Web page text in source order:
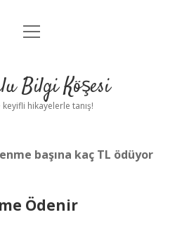
Anasayfa
Yasal Uyarı
menüyü
Bilgi Köşesi
keyifli hikayelerle tanış!
başına kaç TL ödüyor
Ödenir